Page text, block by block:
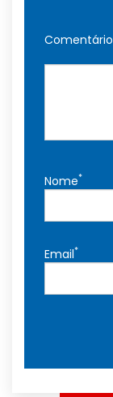
Comentário
Nome*
Email*